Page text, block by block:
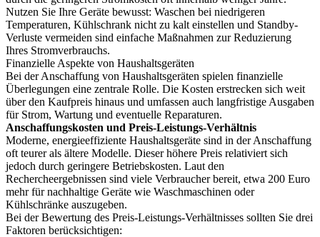
Nutzen Sie Ihre Geräte bewusst: Waschen bei niedrigeren
Temperaturen, Kühlschrank nicht zu kalt einstellen und Standby-
Verluste vermeiden sind einfache Maßnahmen zur Reduzierung
Ihres Stromverbrauchs.
Finanzielle Aspekte von Haushaltsgeräten
Bei der Anschaffung von Haushaltsgeräten spielen finanzielle
Überlegungen eine zentrale Rolle. Die Kosten erstrecken sich weit
über den Kaufpreis hinaus und umfassen auch langfristige Ausgaben
für Strom, Wartung und eventuelle Reparaturen.
Anschaffungskosten und Preis-Leistungs-Verhältnis
Moderne, energieeffiziente Haushaltsgeräte sind in der Anschaffung
oft teurer als ältere Modelle. Dieser höhere Preis relativiert sich
jedoch durch geringere Betriebskosten. Laut den
Rechercheergebnissen sind viele Verbraucher bereit, etwa 200 Euro
mehr für nachhaltige Geräte wie Waschmaschinen oder
Kühlschränke auszugeben.
Bei der Bewertung des Preis-Leistungs-Verhältnisses sollten Sie drei
Faktoren berücksichtigen: